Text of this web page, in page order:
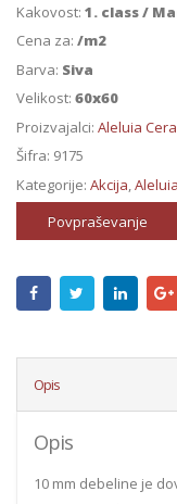
Kakovost: 1. class /
Cena za: /m2
Barva: Siva
Velikost: 60x60
Proizvajalci: Aleluia
Šifra: 9175
Kategorije: Akcija
Povpraševanje
Opis
Opis
10 mm debeline je